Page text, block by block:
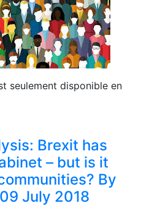
seulement disponible en
Brexit has
– but is it
By
July 2018